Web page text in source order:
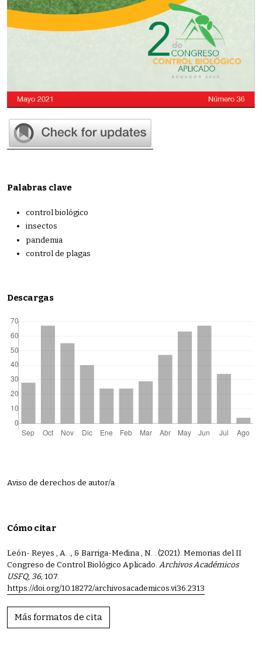
Palabras clave
control biológico
insectos
pandemia
control de plagas
Descargas
Aviso de derechos de autor/a
Cómo citar
León- Reyes , A. ., & Barriga-Medina , N. . (2021). Memorias del II
Congreso de Control Biológico Aplicado. Archivos Académicos
USFQ, 36, 107.
https://doi.org/10.18272/archivosacademicos.vi36.2313
Más formatos de cita